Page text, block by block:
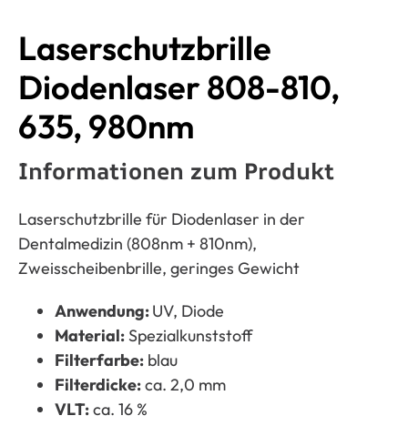
Laserschutzbrille
Diodenlaser 808-810,
635, 980nm
Informationen zum Produkt
Laserschutzbrille für Diodenlaser in der
Dentalmedizin (808nm + 810nm),
Zweisscheibenbrille, geringes Gewicht
Anwendung:UV, Diode
Material:Spezialkunststoff
Filterfarbe:blau
Filterdicke:ca. 2,0 mm
VLT:ca. 16 %